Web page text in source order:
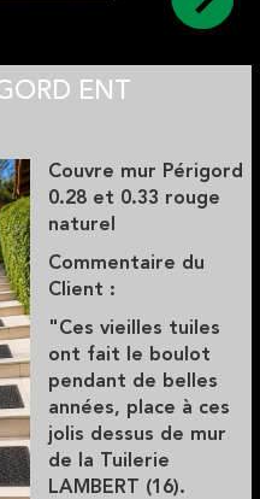
ENT
Couvre mur Périgord
0.28 et 0.33 rouge
naturel
Commentaire du
Client :
"Ces vieilles tuiles
ont fait le boulot
pendant de belles
années, place à ces
jolis dessus de mur
de la Tuilerie
LAMBERT (16).